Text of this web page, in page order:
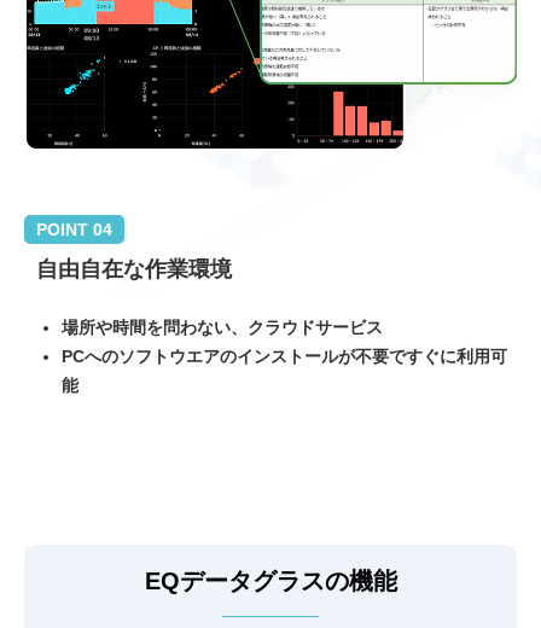
POINT 04
自由自在な作業環境
場所や時間を問わない、クラウドサービス
PCへのソフトウエアのインストールが不要ですぐに利用可
能
EQデータグラスの機能